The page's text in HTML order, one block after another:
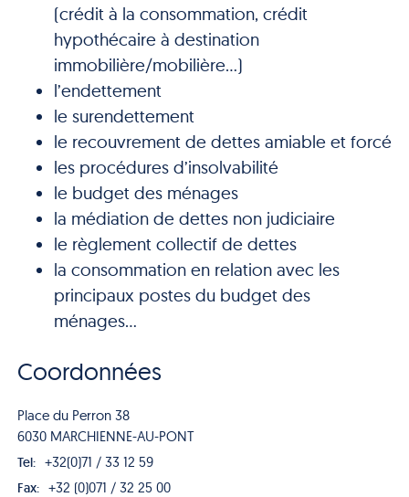
(crédit à la consommation, crédit
hypothécaire à destination
immobilière/mobilière…)
l’endettement
le surendettement
le recouvrement de dettes amiable et forcé
les procédures d’insolvabilité
le budget des ménages
la médiation de dettes non judiciaire
le règlement collectif de dettes
la consommation en relation avec les
principaux postes du budget des
ménages…
Coordonnées
Place du Perron 38
6030 MARCHIENNE-AU-PONT
Tel: +32(0)71 / 33 12 59
Fax: +32 (0)071 / 32 25 00